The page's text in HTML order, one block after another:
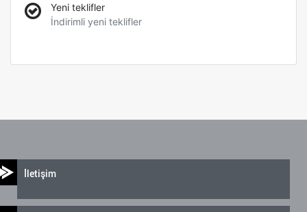
Yeni teklifler
İndirimli yeni teklifler
İletişim